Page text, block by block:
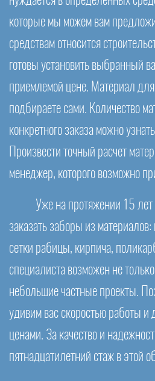
которые мы можем вам
средствам относится
готовы установить выбранный
приемлемой цене. Материал
подбираете сами. Количество
конкретного заказа можно
Произвести точный расчет
менеджер, которого возможно
Уже на протяжении 15
заказать заборы из
сетки рабицы, кирпича,
специалиста возможен не
небольшие частные проекты.
удивим вас скоростью работы и
ценами. За качество и
пятнадцатилетний стаж в этой